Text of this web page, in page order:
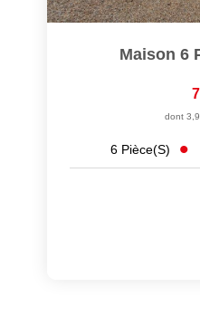
Maison 6
dont
6 Pièce(s)